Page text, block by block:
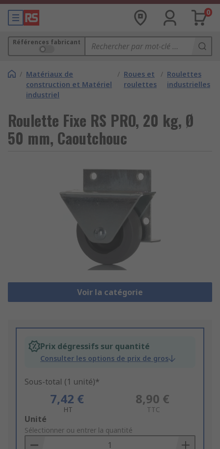
0
Références fabricant
/ Matériaux de
construction et Matériel
industriel
/ Roues et
roulettes
/ Roulettes
industrielles
Roulette Fixe RS PRO, 20 kg, Ø
50 mm, Caoutchouc
Voir la catégorie
Prix dégressifs sur quantité
Consulter les options de prix de gros
Sous-total (1 unité)*
7,42 €
HT
8,90 €
TTC
Add
to
Basket
Unité
Sélectionner ou entrer la quantité